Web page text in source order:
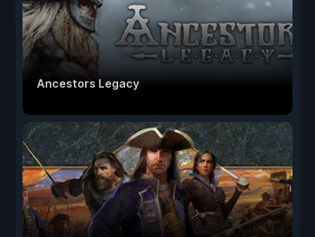
Ancestors Legacy